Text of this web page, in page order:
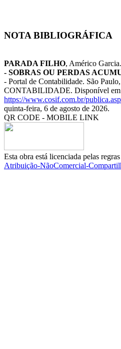
NOTA BIBLIOGRÁFICA
PARADA FILHO, Américo
- SOBRAS OU PERDAS
- Portal de Contabilidade. São
CONTABILIDADE. Disponível em
https://www.cosif.com.br/
quinta-feira, 6 de agosto de 2026.
QR CODE - MOBILE LINK
Esta obra está licenciada pelas regras
Atribuição-NãoComercial-